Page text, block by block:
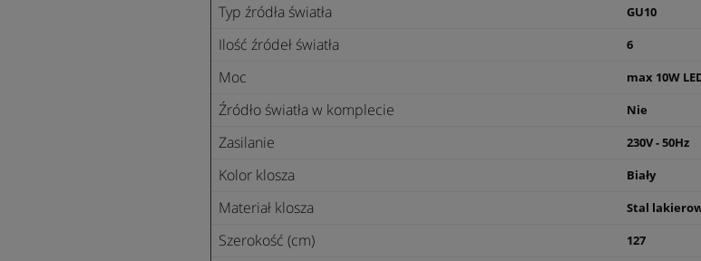
Typ źródła światła GU10
Ilość źródeł światła 6
Moc max 10W
Źródło światła w komplecie Nie
Zasilanie 230V - 50Hz
Kolor klosza Biały
Materiał klosza Stal
Szerokość (cm) 127